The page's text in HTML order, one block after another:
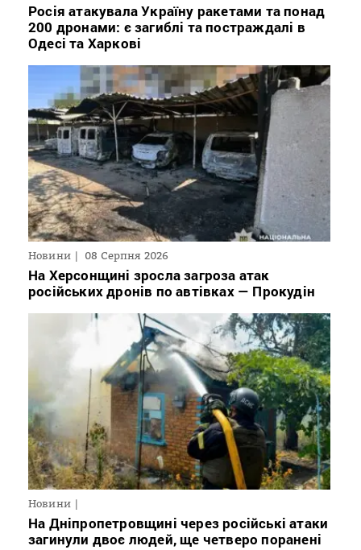
Росія атакувала Україну ракетами та понад
200 дронами: є загиблі та постраждалі в
Одесі та Харкові
Новини 08 Серпня 2026
На Херсонщині зросла загроза атак
російських дронів по автівках — Прокудін
Новини
На Дніпропетровщині через російські атаки
загинули двоє людей, ще четверо поранені